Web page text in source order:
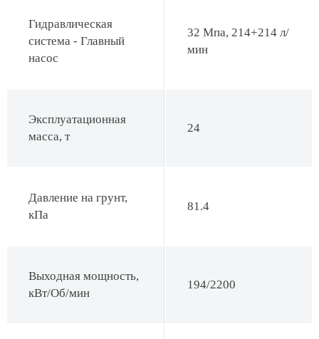
Гидравлическая
система - Главный
насос
32 Мпа, 214+214 л/
мин
Эксплуатационная
масса, т
24
Давление на грунт,
кПа
81.4
Выходная мощность,
кВт/Об/мин
194/2200